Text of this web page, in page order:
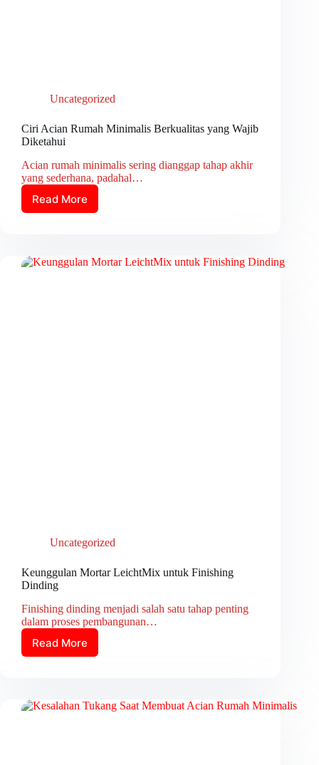
Uncategorized
Ciri Acian Rumah Minimalis Berkualitas yang Wajib
Diketahui
Acian rumah minimalis sering dianggap tahap akhir
yang sederhana, padahal…
Read More
Uncategorized
Keunggulan Mortar LeichtMix untuk Finishing
Dinding
Finishing dinding menjadi salah satu tahap penting
dalam proses pembangunan…
Read More